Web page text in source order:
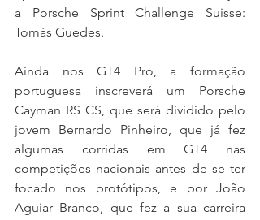
a Porsche Sprint Challenge Suisse:
Tomás Guedes.
Ainda nos GT4 Pro, a formação
portuguesa inscreverá um Porsche
Cayman RS CS, que será dividido pelo
jovem Bernardo Pinheiro, que já fez
algumas corridas em GT4 nas
competições nacionais antes de se ter
focado nos protótipos, e por João
Aguiar Branco, que fez a sua carreira